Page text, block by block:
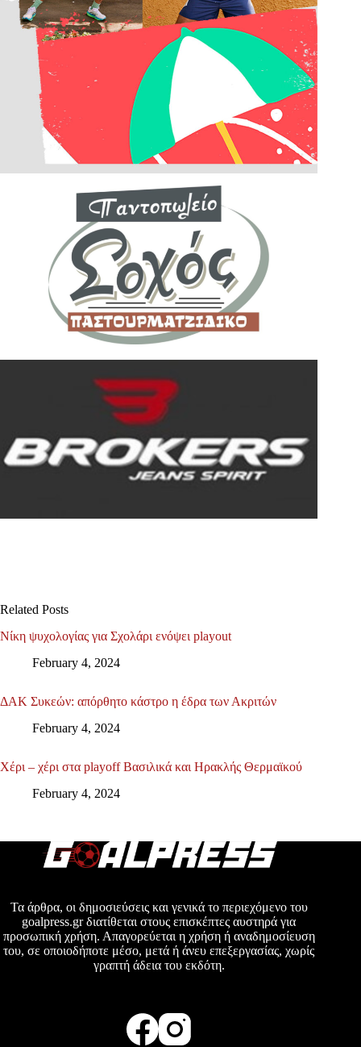
Related Posts
Νίκη ψυχολογίας για Σχολάρι ενόψει playout
February 4, 2024
ΔΑΚ Συκεών: απόρθητο κάστρο η έδρα των Ακριτών
February 4, 2024
Χέρι – χέρι στα playoff Βασιλικά και Ηρακλής Θερμαϊκού
February 4, 2024
Τα άρθρα, οι δημοσιεύσεις και γενικά το περιεχόμενο του
goalpress.gr διατίθεται στους επισκέπτες αυστηρά για
προσωπική χρήση. Απαγορεύεται η χρήση ή αναδημοσίευση
του, σε οποιοδήποτε μέσο, μετά ή άνευ επεξεργασίας, χωρίς
γραπτή άδεια του εκδότη.